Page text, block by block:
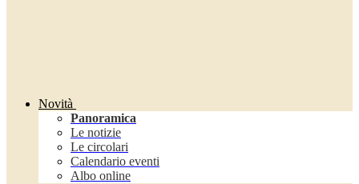
Novità
Panoramica
Le notizie
Le circolari
Calendario eventi
Albo online